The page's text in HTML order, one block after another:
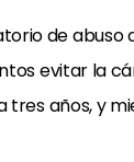
de abuso
evitar la
tres años, y